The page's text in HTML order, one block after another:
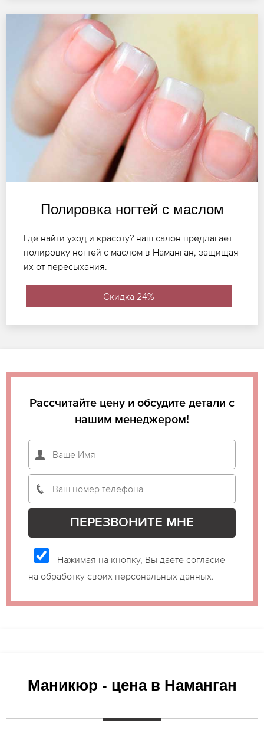
Полировка ногтей с маслом
Где найти уход и красоту? наш салон предлагает
полировку ногтей с маслом в Наманган, защищая
их от пересыхания.
Скидка 24%
Рассчитайте цену и обсудите детали с
нашим менеджером!
Нажимая на кнопку, Вы даете согласие
на обработку своих персональных данных.
Маникюр - цена в Наманган